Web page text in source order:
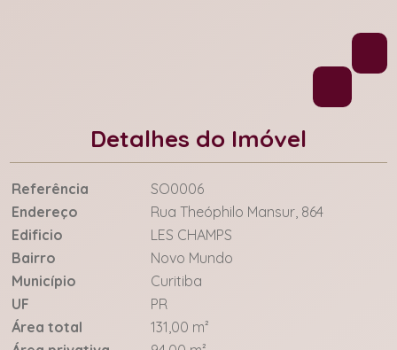
Detalhes do Imóvel
Referência
SO0006
Endereço
Rua Theóphilo Mansur, 864
Edificio
LES CHAMPS
Bairro
Novo Mundo
Município
Curitiba
UF
PR
Área total
131,00 m²